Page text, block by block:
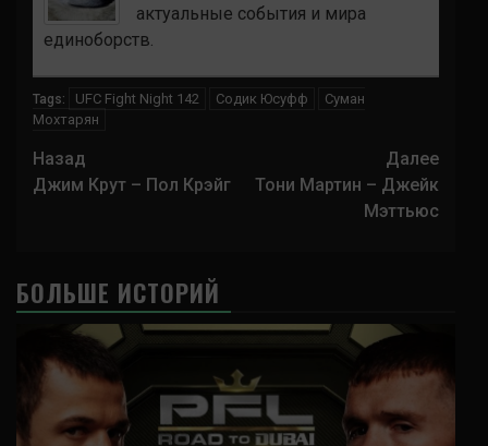
актуальные события и мира
единоборств.
Tags: UFC Fight Night 142 Содик Юсуфф
Суман
Мохтарян
Навигация
записи
Назад
Джим Крут – Пол Крэйг
Далее
Тони Мартин – Джейк
Мэттьюс
БОЛЬШЕ ИСТОРИЙ